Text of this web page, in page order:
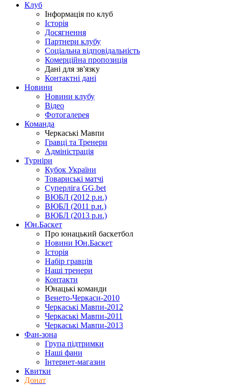
Клуб
Інформація по клуб
Історія
Досягнення
Партнери клубу
Соціальна відповідальність
Комерційна пропозиція
Дані для зв'язку
Контактні дані
Новини
Новини клубу
Відео
Фотогалерея
Команда
Черкаські Мавпи
Гравці та Тренери
Адміністрація
Турніри
Кубок України
Товариські матчі
Суперліга GG.bet
ВЮБЛ (2012 р.н.)
ВЮБЛ (2011 р.н.)
ВЮБЛ (2013 р.н.)
Юн.Баскет
Про юнацький баскетбол
Новини Юн.Баскет
Історія
Набір гравців
Наші тренери
Контакти
Юнацькі команди
Венето-Черкаси-2010
Черкаські Мавпи-2012
Черкаські Мавпи-2011
Черкаські Мавпи-2013
Фан-зона
Група підтримки
Наші фани
Інтернет-магазин
Квитки
Донат